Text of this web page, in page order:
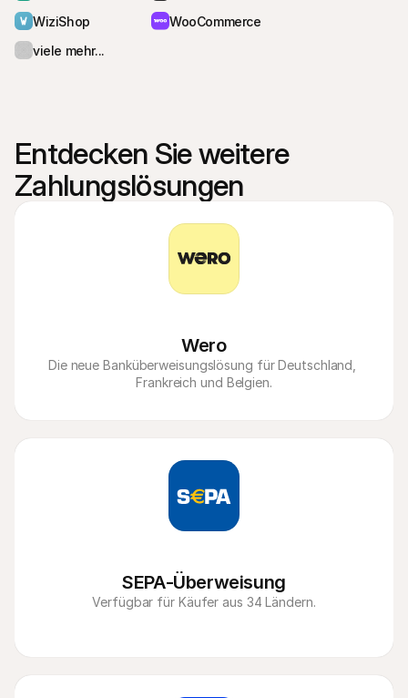
WiziShop
WooCommerce
viele mehr...
Entdecken Sie weitere
Zahlungslösungen
Wero
Die neue Banküberweisungslösung für Deutschland,
Frankreich und Belgien.
SEPA-Überweisung
Verfügbar für Käufer aus 34 Ländern.